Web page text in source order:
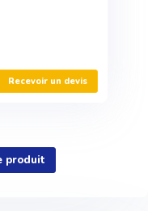
Recevoir un devis
produit